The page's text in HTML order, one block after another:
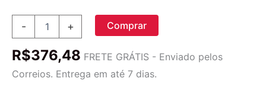
-
Ionic-
Cálcio
+ Comprar
R$376,48 FRETE GRÁTIS - Enviado pelos
Correios. Entrega em até 7 dias.